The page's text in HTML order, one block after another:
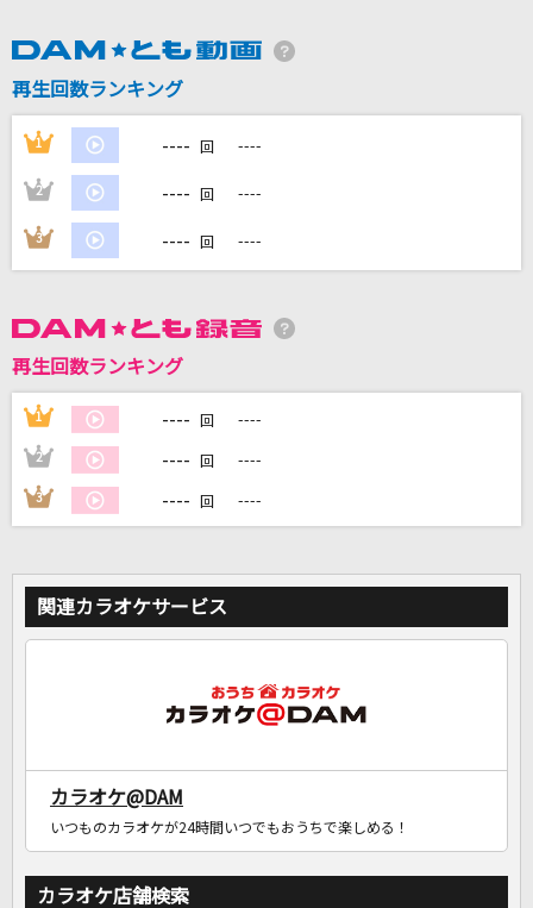
[生音]ふられ気分でRock'n'Roll
DAMの新曲・ランキングなど
カラオケをもっと楽しもう！
自宅でカラオケ歌い放題！
家族や友達と一緒に！練習にも！
再生回数ランキング
1 ---- 回 ----
2 ---- 回 ----
3 ---- 回 ----
再生回数ランキング
1 ---- 回 ----
2 ---- 回 ----
3 ---- 回 ----
関連カラオケサービス
カラオケ@DAM
いつものカラオケが24時間いつでもおうちで楽しめる！
カラオケ店舗検索